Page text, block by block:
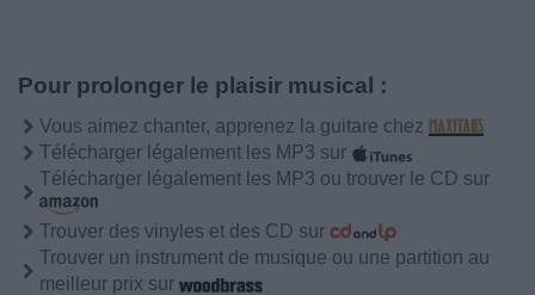
Pour prolonger le plaisir musical :
Vous aimez chanter, apprenez la guitare chez
Télécharger légalement les MP3 sur
Télécharger légalement les MP3 ou trouver le CD sur
Trouver des vinyles et des CD sur
Trouver un instrument de musique ou une partition au
meilleur prix sur